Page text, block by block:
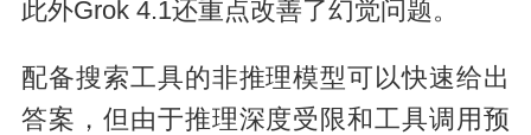
此外Grok 4.1还重点改善了幻觉问题。
配备搜索工具的非推理模型可以快速给出
答案，但由于推理深度受限和工具调用预